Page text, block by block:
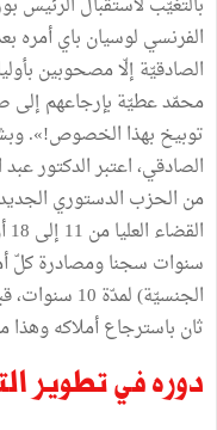
الفرنسي لوسيان بايأمره
الصادقيّة إلّامصحوبين
محمّدعطيّة بإرجاعهم إلى
توبيخ بهذا الخصوص!
»
.
الصادقي،اعتبرالدكتورعبد
من الحزب الدستوري
القضاء العليامن 11 إلى 18
سنوات سجناومصادرةكلّ
الجنسيّة)لمدّة 10 سنوات،
ثان باسترجاعأملاكهوهذا
دوره في تطوير